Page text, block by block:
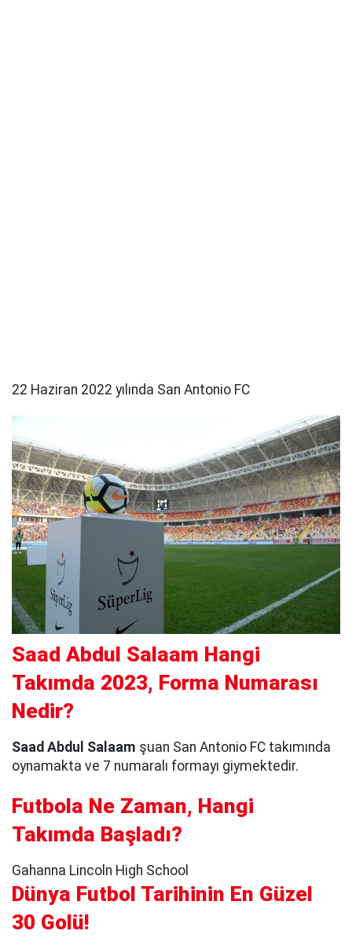
22 Haziran 2022 yılında San Antonio FC
Saad Abdul Salaam Hangi
Takımda 2023, Forma Numarası
Nedir?
Saad Abdul Salaam şuan San Antonio FC takımında
oynamakta ve 7 numaralı formayı giymektedir.
Futbola Ne Zaman, Hangi
Takımda Başladı?
Gahanna Lincoln High School
Dünya Futbol Tarihinin En Güzel
30 Golü!